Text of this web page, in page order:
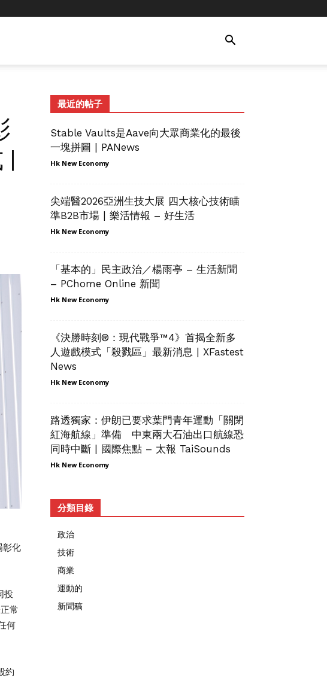
|
彰化
投
常
何
約
最近的帖子
Stable Vaults是Aave向大眾商業化的最後
一塊拼圖 | PANews
Hk New Economy
尖端醫2026亞洲生技大展 四大核心技術瞄
準B2B市場 | 樂活情報 – 好生活
Hk New Economy
「基本的」民主政治／楊雨亭 – 生活新聞
– PChome Online 新聞
Hk New Economy
《決勝時刻®：現代戰爭™4》首揭全新多
人遊戲模式「殺戮區」最新消息 | XFastest
News
Hk New Economy
路透獨家：伊朗已要求葉門青年運動「關閉
紅海航線」準備 中東兩大石油出口航線恐
同時中斷 | 國際焦點 – 太報 TaiSounds
Hk New Economy
分類目錄
政治
技術
商業
運動的
新聞稿